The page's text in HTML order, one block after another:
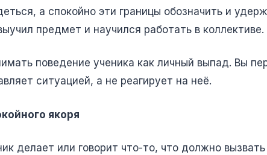
а спокойно эти границы обозначить и
предмет и научился работать в коллективе.
поведение ученика как личный выпад. Вы
ситуацией, а не реагирует на неё.
якоря
делает или говорит что-то, что должно